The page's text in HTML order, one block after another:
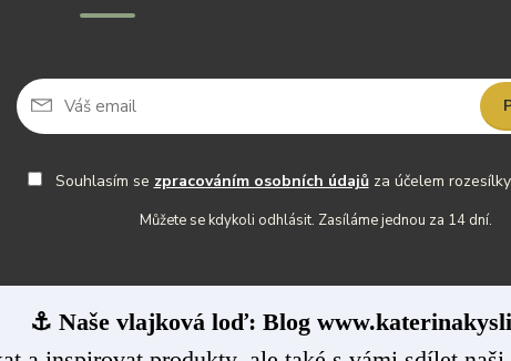
Souhlasím se zpracováním osobních údajůza účelem
Můžete se kdykoli odhlásit. Zasíláme jednou za 14 dní.
⚓ Naše vlajková loď: Blog